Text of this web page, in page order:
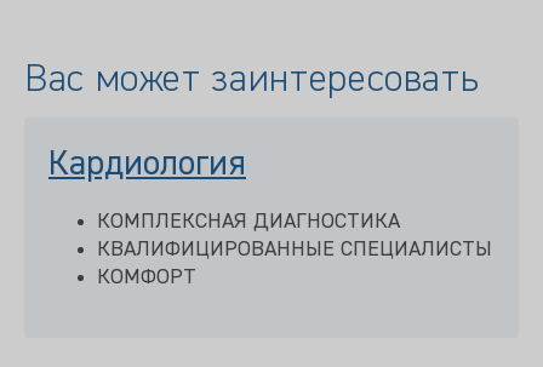
Вас может заинтересовать
Кардиология
КОМПЛЕКСНАЯ ДИАГНОСТИКА
КВАЛИФИЦИРОВАННЫЕ СПЕЦИАЛИСТЫ
КОМФОРТ